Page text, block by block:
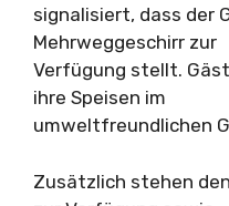
signalisiert, dass der
Mehrweggeschirr zur
Verfügung stellt.
ihre Speisen im
umweltfreundlichen
Zusätzlich stehen